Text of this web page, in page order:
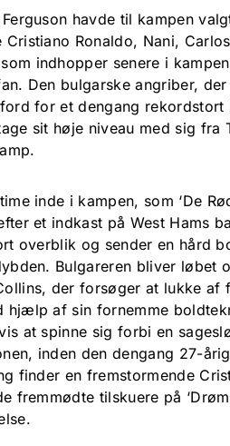
havde til kampen
Cristiano Ronaldo, Nani,
som indhopper senere i
Den bulgarske angriber,
for et dengang
sit høje niveau med sig fra
inde i kampen, som ‘De
et indkast på West Hams
overblik og sender en hård
Bulgareren bliver løbet
der forsøger at lukke
hjælp af sin fornemme
at spinne sig forbi en
inden den dengang 27-
finder en fremstormende
fremmødte tilskuere på